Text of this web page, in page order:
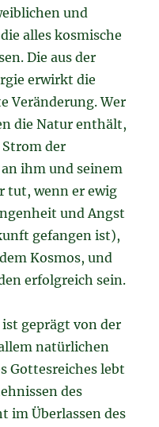
und
alles kosmische
Die aus der
erwirkt die
Veränderung. Wer
die Natur enthält,
der
ihm und seinem
tut, wenn er ewig
und Angst
gefangen ist),
Kosmos, und
erfolgreich sein.
ist geprägt von der
natürlichen
Gottesreiches lebt
des
im Überlassen des